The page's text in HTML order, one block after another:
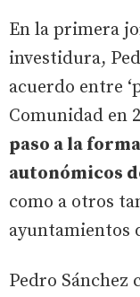
En la primera
investidura,
acuerdo entre
Comunidad en
paso a la
autonómicos
como a otros
ayuntamientos
Pedro Sánchez